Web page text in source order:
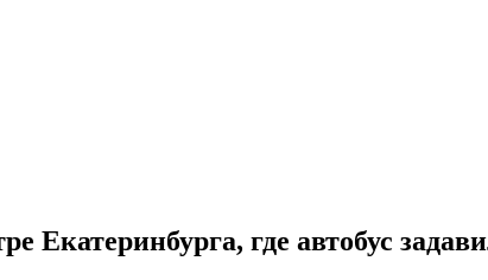
Екатеринбурга, где автобус